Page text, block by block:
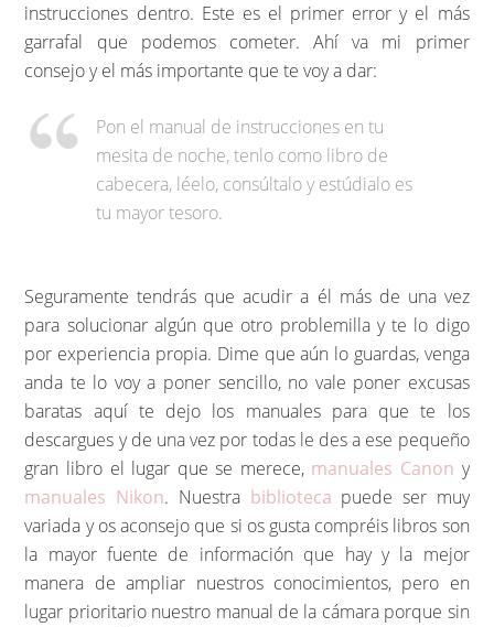
instrucciones dentro. Este es el primer error y el más
garrafal que podemos cometer. Ahí va mi primer
consejo y el más importante que te voy a dar:
Pon el manual de instrucciones en tu
mesita de noche, tenlo como libro de
cabecera, léelo, consúltalo y estúdialo es
tu mayor tesoro.
Seguramente tendrás que acudir a él más de una vez
para solucionar algún que otro problemilla y te lo digo
por experiencia propia. Dime que aún lo guardas, venga
anda te lo voy a poner sencillo, no vale poner excusas
baratas aquí te dejo los manuales para que te los
descargues y de una vez por todas le des a ese pequeño
gran libro el lugar que se merece, manuales Canon y
manuales Nikon. Nuestra biblioteca puede ser muy
variada y os aconsejo que si os gusta compréis libros son
la mayor fuente de información que hay y la mejor
manera de ampliar nuestros conocimientos, pero en
lugar prioritario nuestro manual de la cámara porque sin